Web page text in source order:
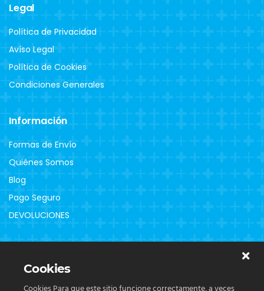
Legal
Política de Privacidad
Avíso Legal
Política de Cookies
Condiciones Generales
Información
Formas de Envío
Quiénes Somos
Blog
Pago Seguro
DEVOLUCIONES
Contacto
Cookies